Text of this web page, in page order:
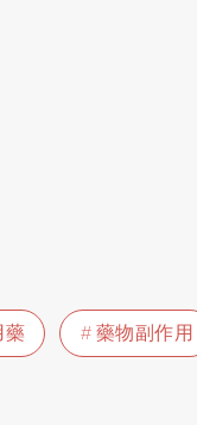
藥 藥物副作用